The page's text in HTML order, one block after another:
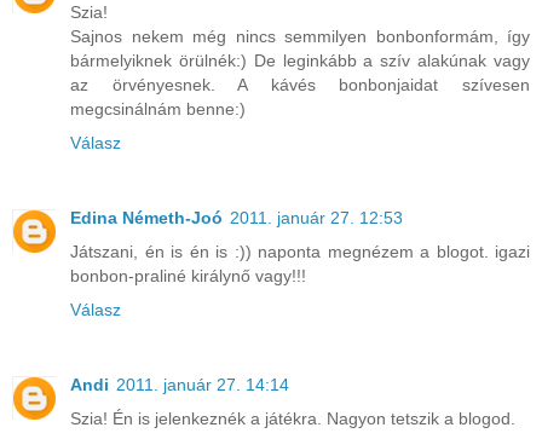
Szia!
Sajnos nekem még nincs semmilyen bonbonformám, így
bármelyiknek örülnék:) De leginkább a szív alakúnak vagy
az örvényesnek. A kávés bonbonjaidat szívesen
megcsinálnám benne:)
Válasz
Edina Németh-Joó 2011. január 27. 12:53
Játszani, én is én is :)) naponta megnézem a blogot. igazi
bonbon-praliné királynő vagy!!!
Válasz
Andi 2011. január 27. 14:14
Szia! Én is jelenkeznék a játékra. Nagyon tetszik a blogod.